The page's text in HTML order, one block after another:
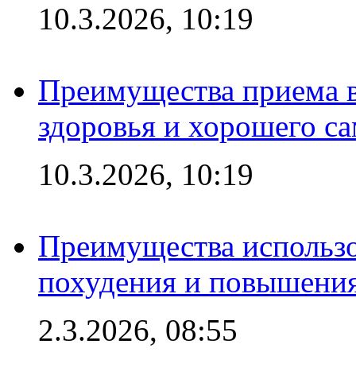
10.3.2026, 10:19
Преимущества приема
здоровья и хорошего
10.3.2026, 10:19
Преимущества
похудения и
2.3.2026, 08:55